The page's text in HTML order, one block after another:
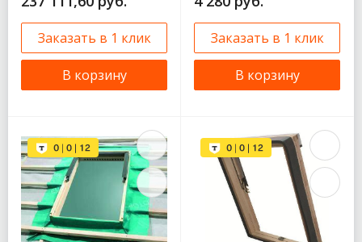
Заказать в 1 клик
В корзину
Заказать в 1 клик
В корзину